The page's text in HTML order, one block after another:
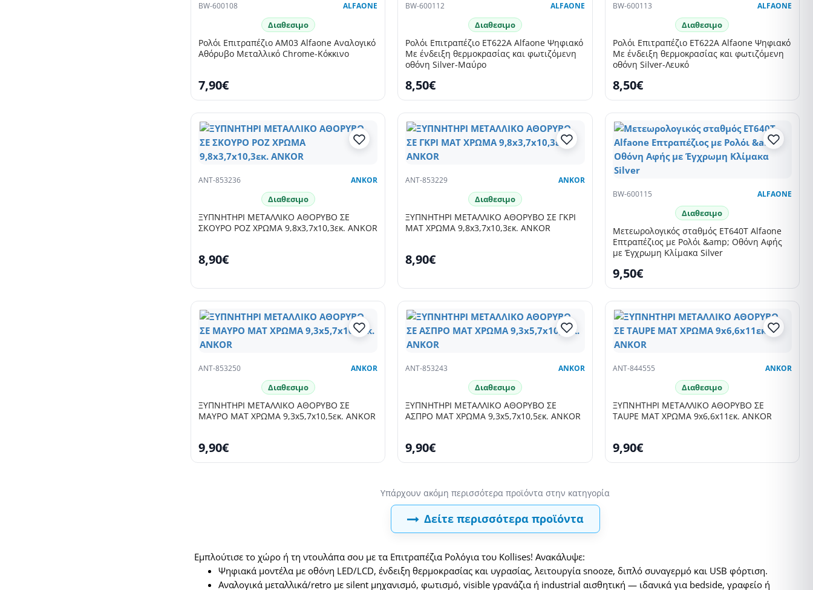
Εμπλούτισε το χώρο ή τη ντουλάπα σου με τα Επιτραπέζια Ρολόγια του Kollises! Ανακάλυψε:
Ψηφιακά μοντέλα με οθόνη LED/LCD, ένδειξη θερμοκρασίας και υγρασίας, λειτουργία snooze, διπλό συναγερμό και USB φόρτιση.
Αναλογικά μεταλλικά/retro με silent μηχανισμό, φωτισμό, visible γρανάζια ή industrial αισθητική — ιδανικά για bedside, γραφείο ή
BW-600108 ALFAONE
Διαθεσιμο
Ρολόι Επιτραπέζιο AM03 Alfaone Αναλογικό
Αθόρυβο Μεταλλικό Chrome-Κόκκινο
7,90€
BW-600112 ALFAONE
Διαθεσιμο
Ρολόι Επιτραπέζιο ET622A Alfaone Ψηφιακό
Με ένδειξη θερμοκρασίας και φωτιζόμενη
οθόνη Silver-Μαύρο
8,50€
BW-600113 ALFAONE
Διαθεσιμο
Ρολόι Επιτραπέζιο ET622A Alfaone Ψηφιακό
Με ένδειξη θερμοκρασίας και φωτιζόμενη
οθόνη Silver-Λευκό
8,50€
ANT-853236 ANKOR
Διαθεσιμο
ΞΥΠΝΗΤΗΡΙ ΜΕΤΑΛΛΙΚΟ ΑΘΟΡΥΒΟ ΣΕ
ΣΚΟΥΡΟ ΡΟΖ ΧΡΩΜΑ 9,8x3,7x10,3εκ. ANKOR
8,90€
ANT-853229 ANKOR
Διαθεσιμο
ΞΥΠΝΗΤΗΡΙ ΜΕΤΑΛΛΙΚΟ ΑΘΟΡΥΒΟ ΣΕ ΓΚΡΙ
ΜΑΤ ΧΡΩΜΑ 9,8x3,7x10,3εκ. ANKOR
8,90€
BW-600115 ALFAONE
Διαθεσιμο
Μετεωρολογικός σταθμός ET640T Alfaone
Επτραπέζιος με Ρολόι &amp; Οθόνη Αφής
με Έγχρωμη Κλίμακα Silver
9,50€
ANT-853250 ANKOR
Διαθεσιμο
ΞΥΠΝΗΤΗΡΙ ΜΕΤΑΛΛΙΚΟ ΑΘΟΡΥΒΟ ΣΕ
ΜΑΥΡΟ ΜΑΤ ΧΡΩΜΑ 9,3x5,7x10,5εκ. ANKOR
9,90€
ANT-853243 ANKOR
Διαθεσιμο
ΞΥΠΝΗΤΗΡΙ ΜΕΤΑΛΛΙΚΟ ΑΘΟΡΥΒΟ ΣΕ
ΑΣΠΡΟ ΜΑΤ ΧΡΩΜΑ 9,3x5,7x10,5εκ. ANKOR
9,90€
ANT-844555 ANKOR
Διαθεσιμο
ΞΥΠΝΗΤΗΡΙ ΜΕΤΑΛΛΙΚΟ ΑΘΟΡΥΒΟ ΣΕ
TAUPE ΜΑΤ ΧΡΩΜΑ 9x6,6x11εκ. ANKOR
9,90€
Δείτε περισσότερα προϊόντα